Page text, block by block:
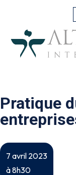
Pratique
7 avril 2023
à 8h30